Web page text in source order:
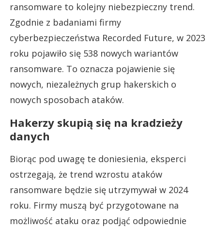
ransomware to kolejny niebezpieczny trend.
Zgodnie z badaniami firmy
cyberbezpieczeństwa Recorded Future, w 2023
roku pojawiło się 538 nowych wariantów
ransomware. To oznacza pojawienie się
nowych, niezależnych grup hakerskich o
nowych sposobach ataków.
Hakerzy skupią się na kradzieży
danych
Biorąc pod uwagę te doniesienia, eksperci
ostrzegają, że trend wzrostu ataków
ransomware będzie się utrzymywał w 2024
roku. Firmy muszą być przygotowane na
możliwość ataku oraz podjąć odpowiednie